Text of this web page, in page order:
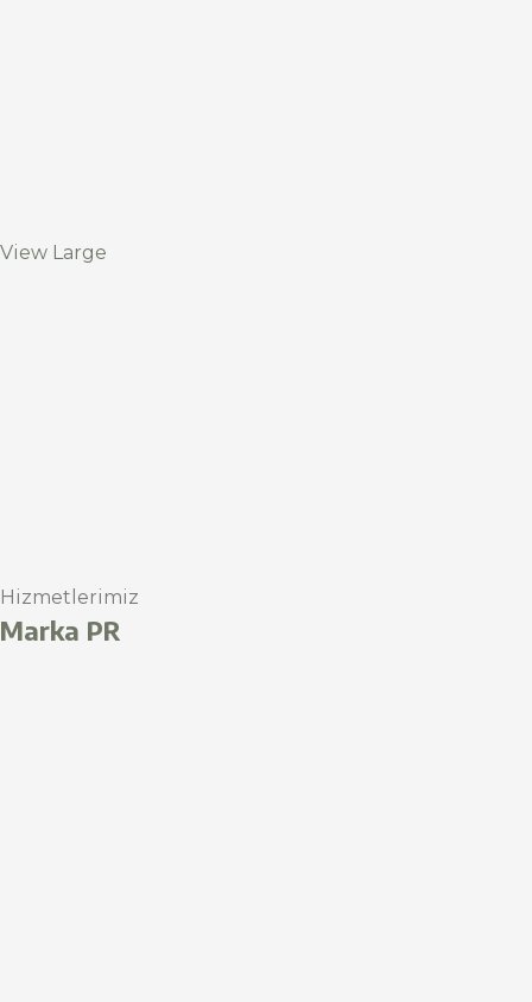
View Large
Hizmetlerimiz
Marka PR